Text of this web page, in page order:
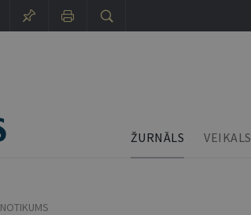
ŽURNĀLS VEIKALS
NOTIKUMS